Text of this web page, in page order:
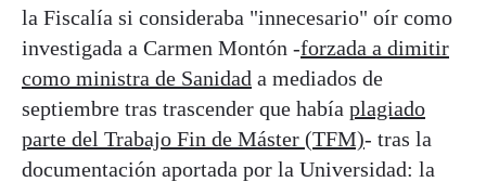
la Fiscalía si consideraba "innecesario" oír como
investigada a Carmen Montón -forzada a dimitir
como ministra de Sanidad a mediados de
septiembre tras trascender que había plagiado
parte del Trabajo Fin de Máster (TFM)- tras la
documentación aportada por la Universidad: la